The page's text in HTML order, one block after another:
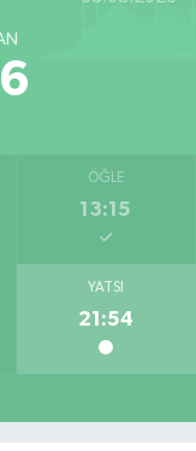
ÖĞLE
13:15
YATSI
21:54